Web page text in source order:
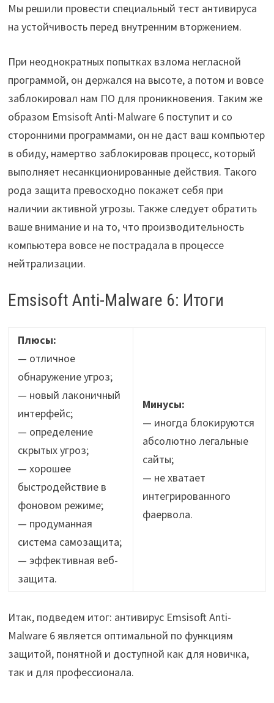
Мы решили провести специальный тест антивируса
на устойчивость перед внутренним вторжением.
При неоднократных попытках взлома негласной
программой, он держался на высоте, а потом и вовсе
заблокировал нам ПО для проникновения. Таким же
образом Emsisoft Anti-Malware 6 поступит и со
сторонними программами, он не даст ваш компьютер
в обиду, намертво заблокировав процесс, который
выполняет несанкционированные действия. Такого
рода защита превосходно покажет себя при
наличии активной угрозы. Также следует обратить
ваше внимание и на то, что производительность
компьютера вовсе не пострадала в процессе
нейтрализации.
Emsisoft Anti-Malware 6: Итоги
Плюсы:
— отличное
обнаружение угроз;
— новый лаконичный
интерфейс;
— определение
скрытых угроз;
— хорошее
быстродействие в
фоновом режиме;
— продуманная
система самозащита;
— эффективная веб-
защита.
Минусы:
— иногда блокируются
абсолютно легальные
сайты;
— не хватает
интегрированного
фаервола.
Итак, подведем итог: антивирус Emsisoft Anti-
Malware 6 является оптимальной по функциям
защитой, понятной и доступной как для новичка,
так и для профессионала.